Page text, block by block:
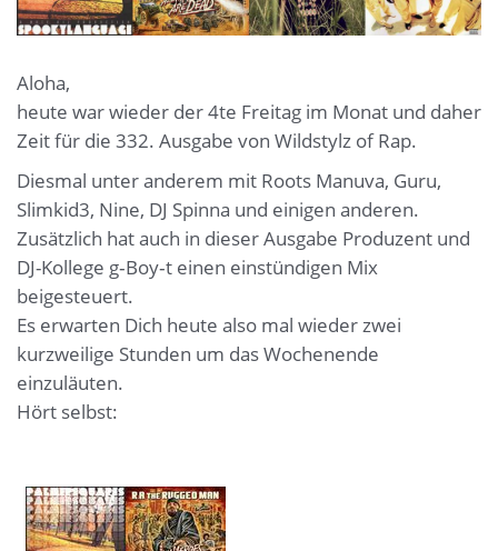
Aloha,
heute war wieder der 4te Freitag im Monat und daher
Zeit für die 332. Ausgabe von Wildstylz of Rap.
Diesmal unter anderem mit Roots Manuva, Guru,
Slimkid3, Nine, DJ Spinna und einigen anderen.
Zusätzlich hat auch in dieser Ausgabe Produzent und
DJ-Kollege g‑Boy‑t einen einstündigen Mix
beigesteuert.
Es erwarten Dich heute also mal wieder zwei
kurzweilige Stunden um das Wochenende
einzuläuten.
Hört selbst: